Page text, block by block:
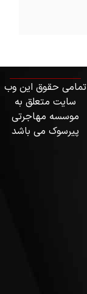
تمامی حقوق این وب
سایت متعلق به
موسسه مهاجرتی
پیرسوک می باشد